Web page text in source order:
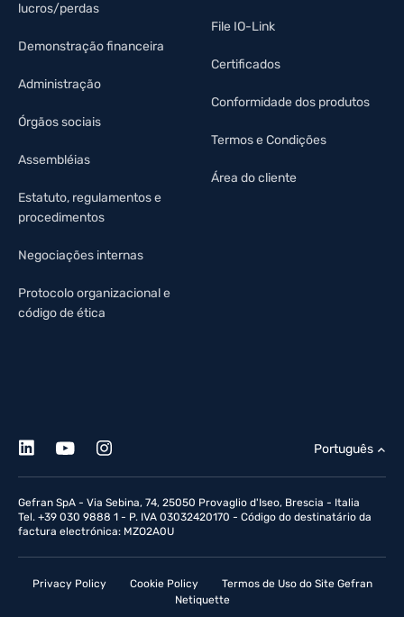
lucros/perdas
Demonstração financeira
Administração
Órgãos sociais
Assembléias
Estatuto, regulamentos e
procedimentos
Negociações internas
Protocolo organizacional e
código de ética
File IO-Link
Certificados
Conformidade dos produtos
Termos e Condições
Área do cliente
Gefran SpA - Via Sebina, 74, 25050 Provaglio d'Iseo, Brescia - Italia
Tel. +39 030 9888 1 - P. IVA 03032420170 - Código do destinatário da
factura electrónica: MZO2A0U
Português
Privacy Policy Cookie Policy
Termos de Uso do Site Gefran
Netiquette